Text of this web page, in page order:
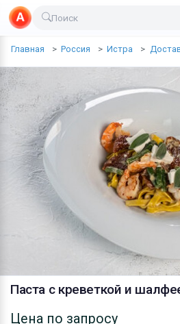
Поиск
Главная Россия Истра
Паста с креветкой и
Цена по запросу
Доставка еды
Недвижимость
Услуги
Личные вещи
Одежда и обувь
Электроника
Все для дома